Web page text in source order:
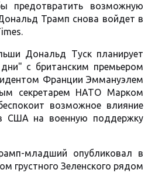
предотвратить возможную
Трамп снова войдет в
Дональд Туск планирует
с британским премьером
Франции Эммануэлем
секретарем НАТО Марком
возможное влияние
США на военную поддержку
младший опубликовал в
грустного Зеленского рядом